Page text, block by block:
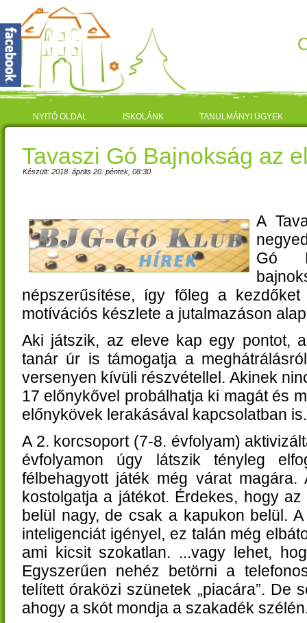
NYITÓ OLDAL ISKOLÁNK TANULMÁNYI ÜGYEK
Tavaszi Gó Bajnokság az
Készült: 2018. április 20. péntek, 08:30
A
Gó
népszerűsítése, így főleg a
motívációs készlete a jutalmazáson
Aki játszik, az eleve kap egy pontot,
tanár úr is támogatja a
versenyen kívüli részvétellel. Akinek
17 előnykővel probálhatja ki magát és
előnykövek lerakásával kapcsolatban is.
A 2. korcsoport (7-8. évfolyam)
évfolyamon úgy látszik tényleg
félbehagyott játék még várat
kostolgatja a játékot. Érdekes, hogy
belül nagy, de csak a kapukon belül.
inteligenciát igényel, ez talán még
ami kicsit szokatlan. ...vagy lehet,
Egyszerűen nehéz betörni a
telített óraközi szünetek „piacára”. De
ahogy a skót mondja a szakadék